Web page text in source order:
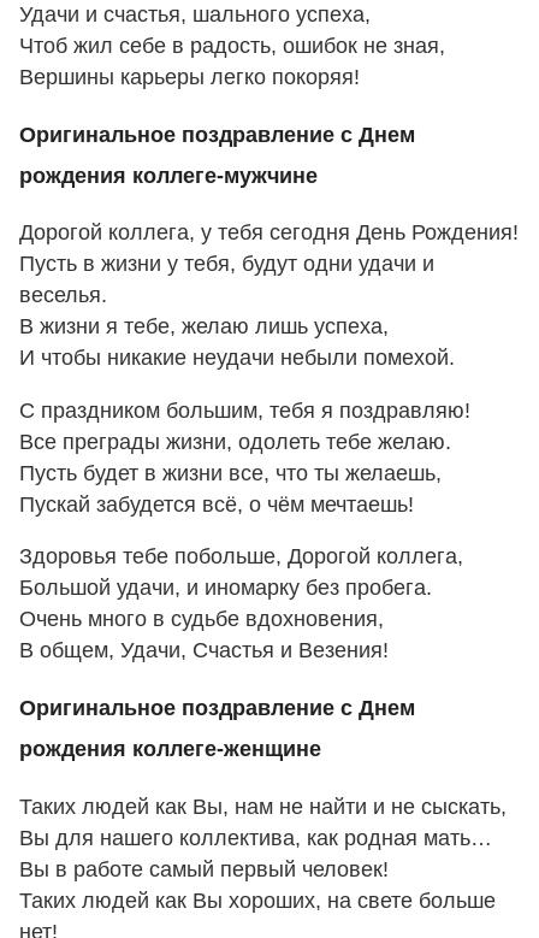
Удачи и счастья, шального успеха,
Чтоб жил себе в радость, ошибок не зная,
Вершины карьеры легко покоряя!
Оригинальное поздравление с Днем
рождения коллеге-мужчине
Дорогой коллега, у тебя сегодня День Рождения!
Пусть в жизни у тебя, будут одни удачи и
веселья.
В жизни я тебе, желаю лишь успеха,
И чтобы никакие неудачи небыли помехой.
С праздником большим, тебя я поздравляю!
Все преграды жизни, одолеть тебе желаю.
Пусть будет в жизни все, что ты желаешь,
Пускай забудется всё, о чём мечтаешь!
Здоровья тебе побольше, Дорогой коллега,
Большой удачи, и иномарку без пробега.
Очень много в судьбе вдохновения,
В общем, Удачи, Счастья и Везения!
Оригинальное поздравление с Днем
рождения коллеге-женщине
Таких людей как Вы, нам не найти и не сыскать,
Вы для нашего коллектива, как родная мать…
Вы в работе самый первый человек!
Таких людей как Вы хороших, на свете больше
нет!